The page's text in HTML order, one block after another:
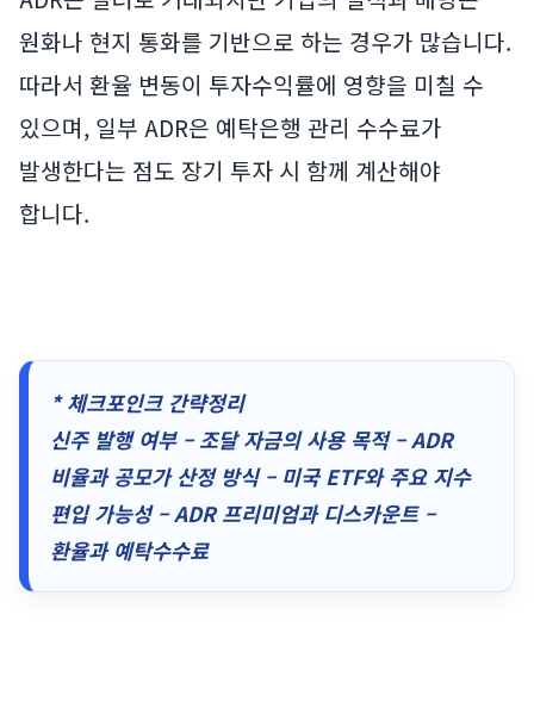
원화나 현지 통화를 기반으로 하는 경우가 많습니다.
따라서 환율 변동이 투자수익률에 영향을 미칠 수
있으며, 일부 ADR은 예탁은행 관리 수수료가
발생한다는 점도 장기 투자 시 함께 계산해야
합니다.
* 체크포인크 간략정리
신주 발행 여부 – 조달 자금의 사용 목적 – ADR
비율과 공모가 산정 방식 – 미국 ETF와 주요 지수
편입 가능성 – ADR 프리미엄과 디스카운트 –
환율과 예탁수수료